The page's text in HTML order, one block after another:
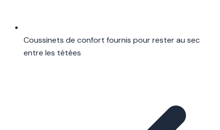
Coussinets de confort fournis pour rester au sec
entre les tétées